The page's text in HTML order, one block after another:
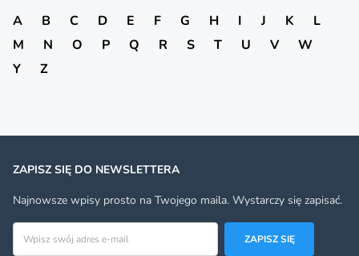
A B C D E F G H I J K
L
M
N O P Q R S T U V
W
Y
Z
ZAPISZ SIĘ DO NEWSLETTERA
Najnowsze wpisy prosto na Twojego maila. Wystarczy się zapisać.
Adres email
ZAPISZ SIĘ